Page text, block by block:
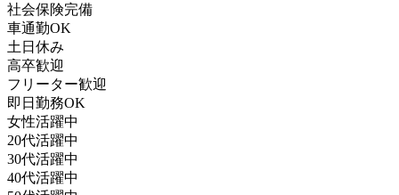
社会保険完備
車通勤OK
土日休み
高卒歓迎
フリーター歓迎
即日勤務OK
女性活躍中
20代活躍中
30代活躍中
40代活躍中